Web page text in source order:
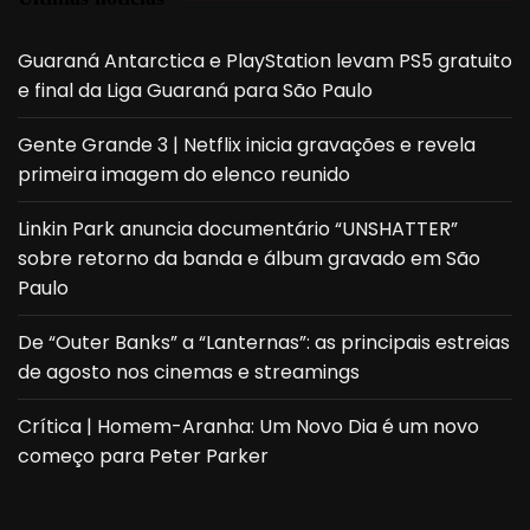
Guaraná Antarctica e PlayStation levam PS5 gratuito
e final da Liga Guaraná para São Paulo
Gente Grande 3 | Netflix inicia gravações e revela
primeira imagem do elenco reunido
Linkin Park anuncia documentário “UNSHATTER”
sobre retorno da banda e álbum gravado em São
Paulo
De “Outer Banks” a “Lanternas”: as principais estreias
de agosto nos cinemas e streamings
Crítica | Homem-Aranha: Um Novo Dia é um novo
começo para Peter Parker